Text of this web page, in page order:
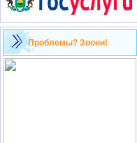
Проблемы? Звони!